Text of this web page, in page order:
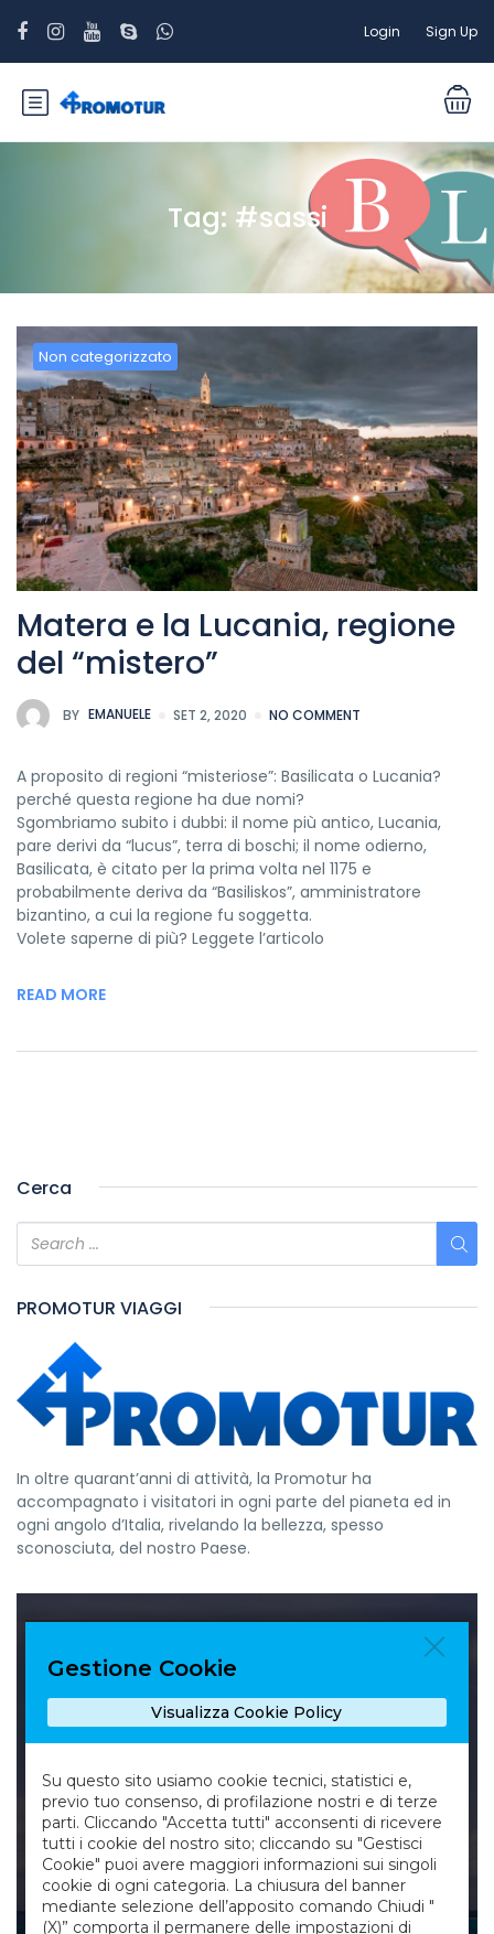
Login Sign Up
Tag: #sassi
Non categorizzato
Matera e la Lucania, regione
del “mistero”​
BY EMANUELE SET 2, 2020 NO COMMENT
A proposito di regioni “misteriose”: Basilicata o Lucania?
perché questa regione ha due nomi?
Sgombriamo subito i dubbi: il nome più antico, Lucania,
pare derivi da “lucus”, terra di boschi; il nome odierno,
Basilicata, è citato per la prima volta nel 1175 e
probabilmente deriva da “Basiliskos”, amministratore
bizantino, a cui la regione fu soggetta.
Volete saperne di più? Leggete l’articolo
READ MORE
Cerca
PROMOTUR VIAGGI
In oltre quarant’anni di attività, la Promotur ha
accompagnato i visitatori in ogni parte del pianeta ed in
ogni angolo d’Italia, rivelando la bellezza, spesso
sconosciuta, del nostro Paese.